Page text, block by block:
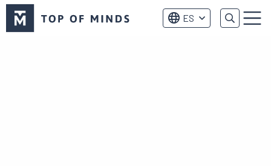
de
ES Menú